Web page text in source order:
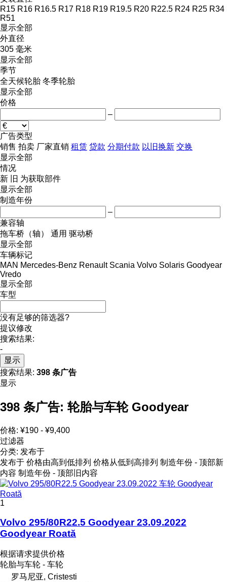
R15 R16 R16.5 R17 R18 R19 R19.5 R20 R22.5 R24 R25 R34
R51
显示全部
外直径
305 毫米
显示全部
季节
全天候轮胎 冬季轮胎
显示全部
价格
–
广告类型
销售 拍卖 厂家直销 租赁 贷款 分期付款 以旧换新 交换
显示全部
情况
新
旧 为获取部件
显示全部
制造年份
–
兼容轴
拖车桥（轴）
通用 驱动桥
显示全部
车辆标记
MAN Mercedes-Benz Renault Scania Volvo Solaris Goodyear
Vredo
显示全部
车型
没有足够的筛选器?
提议修改
搜索结果:
-
显示
搜索结果: 398 条广告
显示
398 条广告: 轮胎与车轮 Goodyear
价格: ¥190 - ¥9,400
过滤器
分类: 发布于
发布于 价格由高到低排列 价格从低到高排列 制造年份 - 顶部新
内容 制造年份 - 顶部旧内容
1
Volvo 295/80R22.5 Goodyear 23.09.2022
Goodyear Roată
根据请求提供价格
轮胎与车轮 - 车轮
罗马尼亚, Cristesti